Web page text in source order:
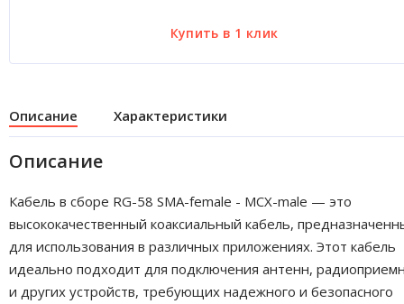
Описание Характеристики
Описание
Кабель в сборе RG-58 SMA-female - MCX-male — это
высококачественный коаксиальный кабель,
для использования в различных приложениях. Этот кабель
идеально подходит для подключения антенн,
и других устройств, требующих надежного и безопасного